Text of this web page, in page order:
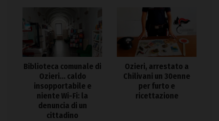
Biblioteca comunale di
Ozieri… caldo
insopportabile e
niente Wi-Fi: la
denuncia di un
cittadino
Ozieri, arrestato a
Chilivani un 30enne
per furto e
ricettazione